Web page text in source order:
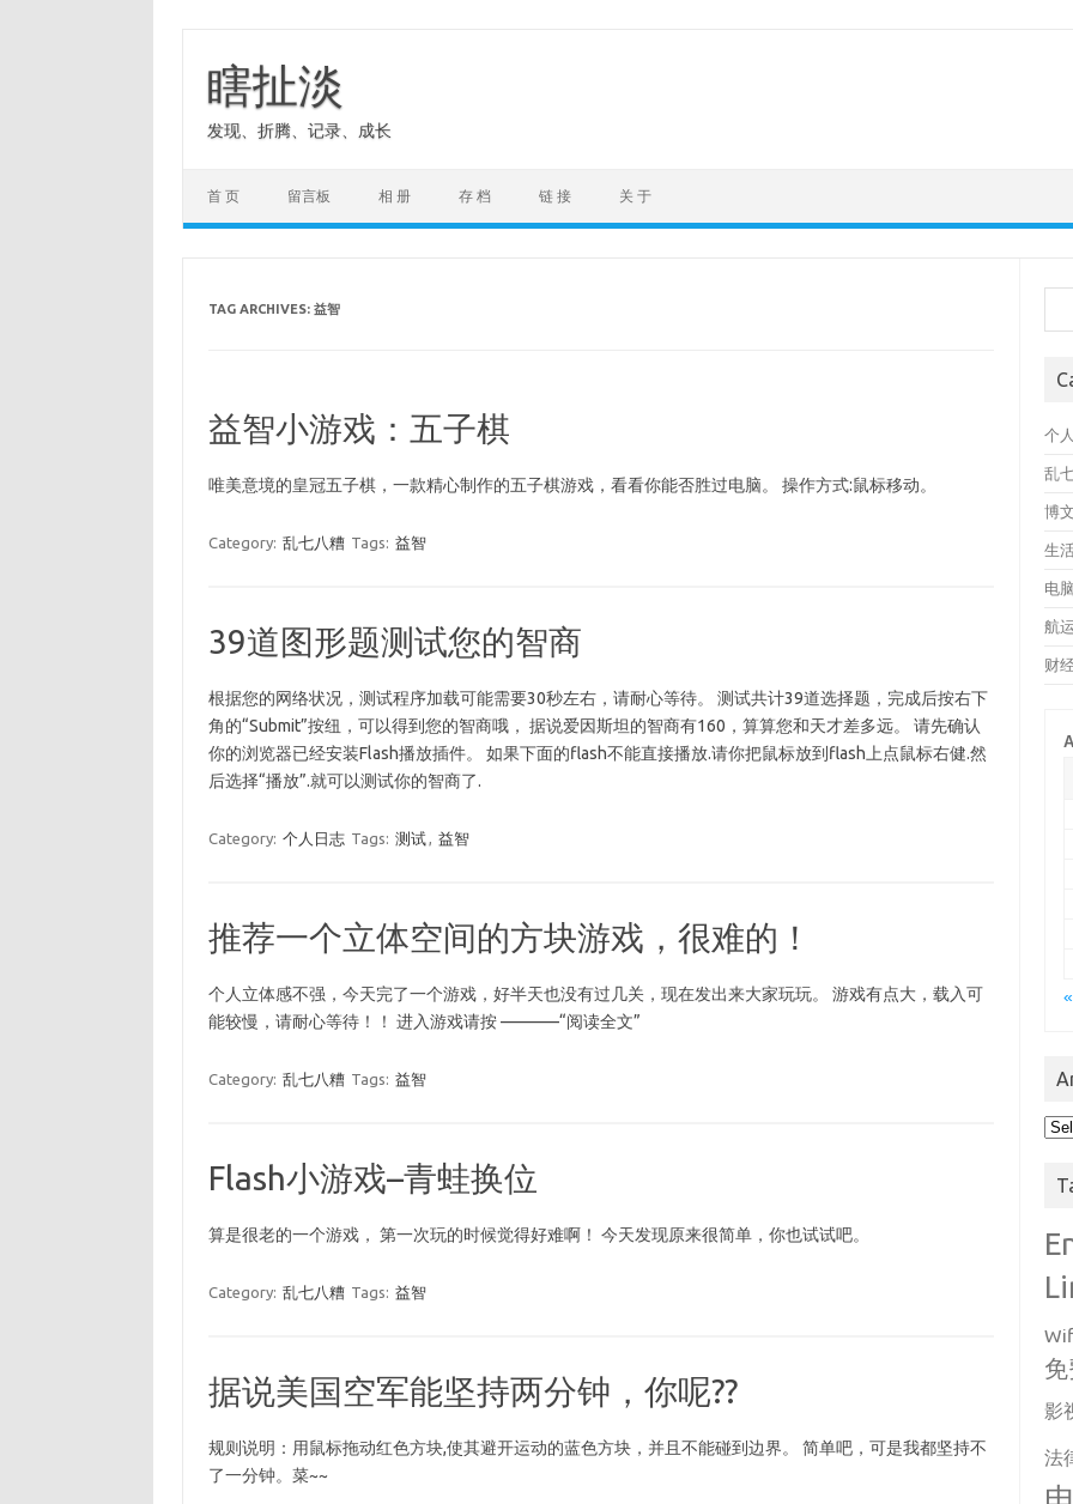
content
瞎扯淡
发现、折腾、记录、成长
首 页 留言板 相 册 存 档 链 接 关 于
TAG ARCHIVES: 益智
益智小游戏：五子棋
唯美意境的皇冠五子棋，一款精心制作的五子棋游戏，看看你能否胜过电脑。 操作方式:鼠标移动。
Category: 乱七八糟 Tags: 益智
39道图形题测试您的智商
根据您的网络状况，测试程序加载可能需要30秒左右，请耐心等待。 测试共计39道选择题，完成后按右下
角的“Submit”按纽，可以得到您的智商哦， 据说爱因斯坦的智商有160，算算您和天才差多远。 请先确认
你的浏览器已经安装Flash播放插件。 如果下面的flash不能直接播放.请你把鼠标放到flash上点鼠标右健.然
后选择“播放”.就可以测试你的智商了.
Category: 个人日志 Tags: 测试, 益智
推荐一个立体空间的方块游戏，很难的！
个人立体感不强，今天完了一个游戏，好半天也没有过几关，现在发出来大家玩玩。 游戏有点大，载入可
能较慢，请耐心等待！！ 进入游戏请按 ———–“阅读全文”
Category: 乱七八糟 Tags: 益智
Flash小游戏–青蛙换位
算是很老的一个游戏， 第一次玩的时候觉得好难啊！ 今天发现原来很简单，你也试试吧。
Category: 乱七八糟 Tags: 益智
据说美国空军能坚持两分钟，你呢??
规则说明：用鼠标拖动红色方块,使其避开运动的蓝色方块，并且不能碰到边界。 简单吧，可是我都坚持不
了一分钟。菜~~
个
乱
博
生
电
航
财
影
法